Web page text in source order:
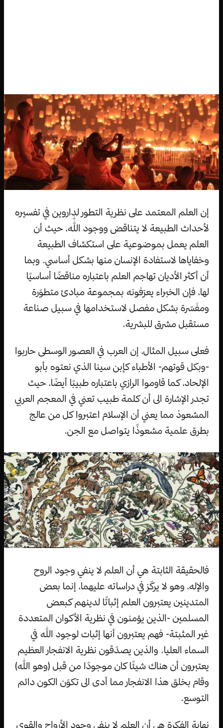
إن العلم المعتمد على نظرية التطور لداروين في تفسيره
لأحداث الطبيعة لا يتناقض ووجود اللّٰه، حيث أن
العلم يعمل بموضوعية على استكشاف الطبيعة
وخفاياها لاستفادة الإنسان منها بشكل أساسي. وبما
أن أكثر الأديان تهاجم العلم باعتباره مناقضًا أساسيًا
لها، فإن الخبراء يعرّفونه بمجموعة مبادئ متطوّرة
ومفَسّرة بشكل مفصل لاستخدامها في سبيل صناعة
مستقبل مشرق للبشرية.
فعلى سبيل المثال، إن العرب في العصور الوسطى حاربوا
-وبكل قوتهم- الأطباء كإبن سينا الذي نعتوه بأبو
الإلحاد، كما قاوموا الرازي باعتباره طبيبًا أيضًا، حيث
تجدر الإشارة الى أن كلمة طبيب تعني في المعجم العربي
المشعوذ مما يعني أن الإسلام اعتبروا كل من عالج
بطرق علمية مشعوذًا يتواصل مع الجن.
فالحقيقة الثابتة هي أن العلم لا ينفي وجود الروح
والإله، وهو لا يركّز في دراساته عليهما، إنما بعض
المتدينين يعتبرون العلم إثباتًا لدينهم كبعض
المسلمين -الذين يؤمنون في نظرية الأكوان المتعددة
غير المثبتة- فهم يعتبرون أنها إثبات لوجود الله في
السماء العليا. والذين يصدّقون نظرية الانفجار العظيم
يعتبرون أن هناك شيئًا كان موجودًا من قبل (وهو الله)
وقام بخلق هذا الانفجار مما أدى الى تكوّن الكون دائم
التوسع.
نهاية الفكرة هي أن العلم لا ينفي وجود الأرواح والقوى